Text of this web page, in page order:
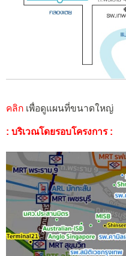
คลิก เพื่อดูแผนที่ขนาดใหญ่
: บริเวณโดยรอบโครงการ :